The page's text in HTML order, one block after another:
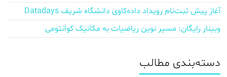
آغاز پیش‌ ثبت‌نام رویداد داده‌کاوی دانشگاه شریف Datadays
وبینار رایگان: مسیر نوین ریاضیات به مکانیک کوانتومی
دسته‌بندی مطالب